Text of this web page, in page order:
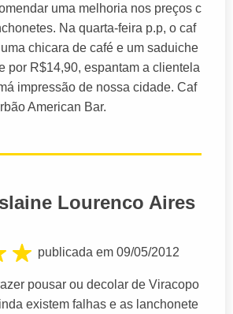
uma melhoria nos preços c
Na quarta-feira p.p, o caf
chicara de café e um saduiche
por R$14,90, espantam a clientela
impressão de nossa cidade. Caf
American Bar.
Lourenco Aires
publicada em 09/05/2012
pousar ou decolar de Viracopo
existem falhas e as lanchonete